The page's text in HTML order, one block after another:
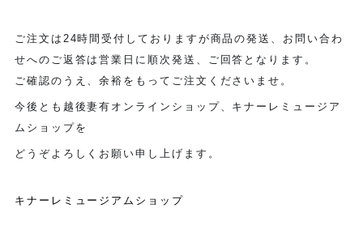
ご注文は24時間受付しておりますが商品の発送、お問い合わ
せへのご返答は営業日に順次発送、ご回答となります。
ご確認のうえ、余裕をもってご注文くださいませ。
今後とも越後妻有オンラインショップ、キナーレミュージア
ムショップを
どうぞよろしくお願い申し上げます。
キナーレミュージアムショップ